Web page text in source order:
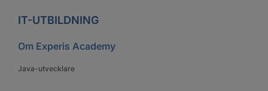
IT-UTBILDNING
Om Experis Academy
Java-utvecklare